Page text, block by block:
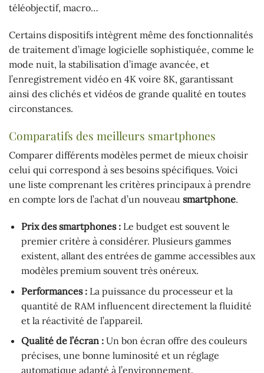
téléobjectif, macro…
Certains dispositifs intègrent même des fonctionnalités
de traitement d’image logicielle sophistiquée, comme le
mode nuit, la stabilisation d’image avancée, et
l’enregistrement vidéo en 4K voire 8K, garantissant
ainsi des clichés et vidéos de grande qualité en toutes
circonstances.
Comparatifs des meilleurs smartphones
Comparer différents modèles permet de mieux choisir
celui qui correspond à ses besoins spécifiques. Voici
une liste comprenant les critères principaux à prendre
en compte lors de l’achat d’un nouveau smartphone.
Prix des smartphones :Le budget est souvent le
premier critère à considérer. Plusieurs gammes
existent, allant des entrées de gamme accessibles aux
modèles premium souvent très onéreux.
Performances :La puissance du processeur et la
quantité de RAM influencent directement la fluidité
et la réactivité de l’appareil.
Qualité de l’écran :Un bon écran offre des couleurs
précises, une bonne luminosité et un réglage
automatique adapté à l’environnement.